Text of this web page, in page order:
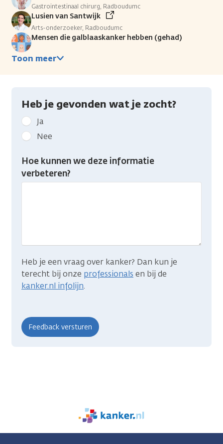
Gastrointestinaal chirurg, Radboudumc
Lusien van Santwijk
Arts-onderzoeker, Radboudumc
Mensen die galblaaskanker hebben (gehad)
Toon meer
Heb je gevonden wat je zocht?
Geef
kanker.nl
feedback:
Heb
gevonden
Ja
Nee
Hoe kunnen we deze informatie
verbeteren?
Heb je een vraag over kanker? Dan kun je
terecht bij onze professionals en bij de
kanker.nl infolijn.
We
zijn